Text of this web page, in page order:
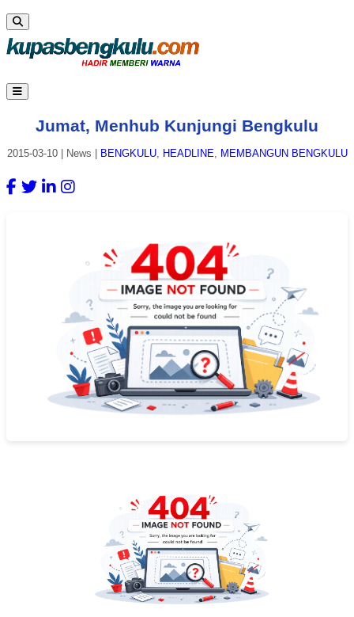
Jumat, Menhub Kunjungi Bengkulu
2015-03-10| News BENGKULU, HEADLINE, MEMBANGUN BENGKULU